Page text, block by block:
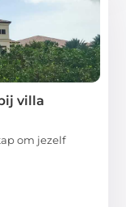
villa
om jezelf